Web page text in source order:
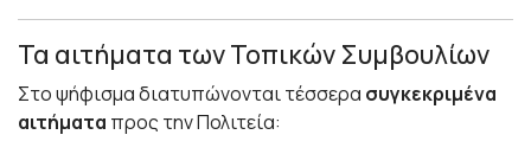
Τα αιτήματα των Τοπικών Συμβουλίων
Στο ψήφισμα διατυπώνονται τέσσερα συγκεκριμένα
αιτήματα προς την Πολιτεία: